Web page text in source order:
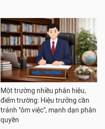
Một trường nhiều phân hiệu,
điểm trường: Hiệu trưởng cần
tránh "ôm việc", mạnh dạn phân
quyền